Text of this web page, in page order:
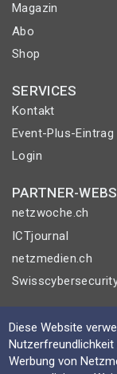
Magazin
Abo
Shop
SERVICES
Kontakt
Event-Plus-Eintrag
Login
PARTNER-
netzwoche.ch
ICTjournal
netzmedien.ch
Impressum
AGB
Diese Website
Nutzerfreundlichkeit
Werbung von